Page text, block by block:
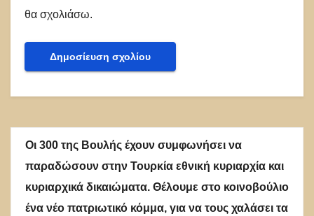
θα σχολιάσω.
Οι 300 της Βουλής έχουν συμφωνήσει να
παραδώσουν στην Τουρκία εθνική κυριαρχία και
κυριαρχικά δικαιώματα. Θέλουμε στο κοινοβούλιο
ένα νέο πατριωτικό κόμμα, για να τους χαλάσει τα